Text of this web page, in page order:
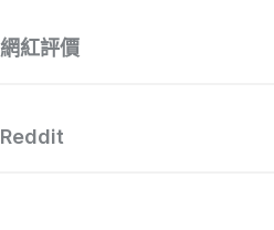
“Surfshark 是一款精心製作
網紅評價
Reddit